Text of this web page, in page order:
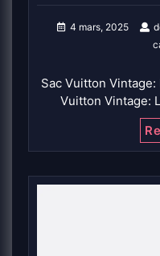
4 mars, 2025
Sac Vuitton
Vuitton Vintage: